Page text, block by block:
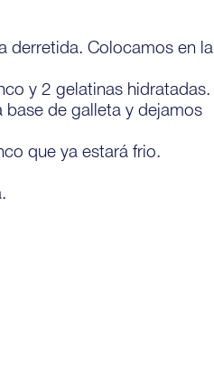
derretida. Colocamos en la
y 2 gelatinas hidratadas.
de galleta y dejamos
que ya estará frio.